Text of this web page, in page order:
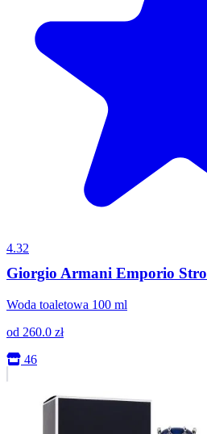
4.32
Giorgio Armani Emporio
Woda toaletowa 100 ml
od 260.0 zł
46